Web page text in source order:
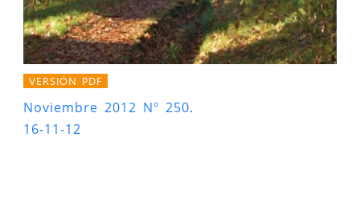
VERSIÓN PDF
Noviembre 2012 Nº 250.
16-11-12